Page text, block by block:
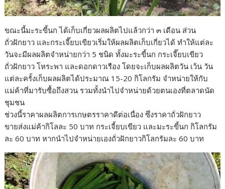
ขณะนี้มะระขี้นก ได้เก็บเกี่ยวผลผลิตไปแล้วกว่า ๓ เดือน ส่วน
ถั่วฝักยาว และกระเจี๊ยบเขียวเริ่มให้ผลผลิตเก็บเกี่ยวได้ ทำให้แต่ละ
วันจะมีผลผลิตจำหน่ายกว่า 5 ชนิด ทั้งมะระขี้นก กระเจี๊ยบเขียว
ถั่วฝักยาว โหระพา และดอกดาวเรือง โดยจะเก็บผลผลิตวัน เว้น วัน
แต่ละครั้งเก็บผลผลิตได้ประมาณ 15-20 กิโลกรัม จำหน่ายให้กับ
แม่ค้าที่มารับซื้อถึงสวน รวมทั้งนำไปจำหน่ายด้วยตนเองที่ตลาดนัด
ชุมชน
ช่วงนี้ราคาผลผลิตการเกษตรราคาดีต่อเนื่อง ซึ่งราคาถั่วฝักยาว
ขายส่งแม่ค้ากิโลละ 50 บาท กระเจี้ยบเขียว และมะระขี้นก กิโลกรัม
ละ 60 บาท หากนำไปจำหน่ายเองถั่วฝักยาวกิโลกรัมละ 60 บาท